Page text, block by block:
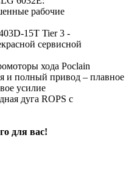
рабочие
15T Tier 3 -
сервисной
хода Poclain
и полный привод – плавное
усилие
дуга ROPS с
для вас!